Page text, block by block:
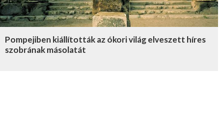
Pompejiben kiállították az ókori világ elveszett híres
szobrának másolatát